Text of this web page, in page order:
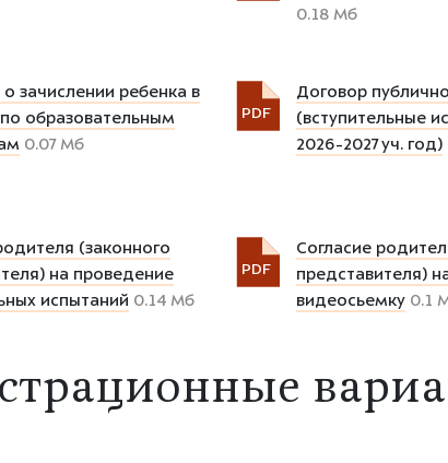
0.18 Мб
зачислении ребенка в
образовательным
0.07 Мб
PDF
Договор
(вступительные
2026-2027 уч. год)
(законного
на проведение
испытаний 0.14 Мб
PDF
Согласие
представителя)
видеосьемку 0.1